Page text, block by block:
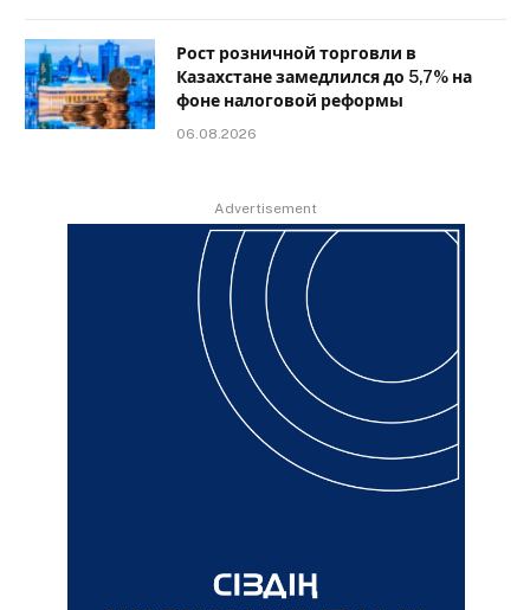
Рост розничной торговли в
Казахстане замедлился до 5,7% на
фоне налоговой реформы
06.08.2026
Advertisement